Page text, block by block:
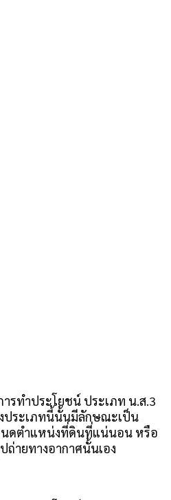
รทำประโยชน์ ประเภท น.ส.3
ประเภทนี้นั้นมีลักษณะเป็น
นดตำแหน่งที่ดินที่แน่นอน หรือ
ถ่ายทางอากาศนั้นเอง